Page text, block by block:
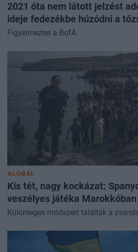
2021 óta nem látott jelzést
ideje fedezékbe húzódni a
Figyelmeztet a BofA.
GLOBÁL
Kis tét, nagy kockázat:
veszélyes játéka Marokkóban
Különleges módszert találtak a